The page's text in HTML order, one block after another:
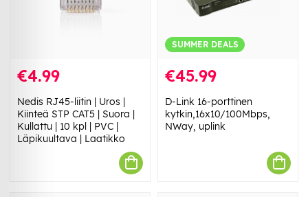
€4.99
Nedis RJ45-liitin | Uros |
Kiinteä STP CAT5 | Suora |
Kullattu | 10 kpl | PVC |
Läpikuultava | Laatikko
SUMMER DEALS
€45.99
D-Link 16-porttinen
kytkin,16x10/100Mbps,
NWay, uplink